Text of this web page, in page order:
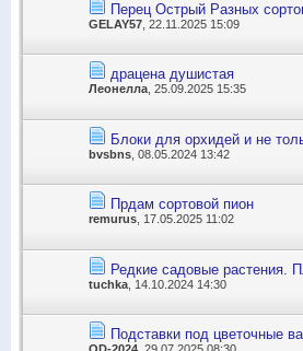
Перец Острый Разных
GELAY57 , 22.11.2025 15:09
драцена душистая
Леонелла, 25.09.2025 15:35
Блоки для орхидей и не
bvsbns , 08.05.2024 13:42
Прдам сортовой пион
remurus, 17.05.2025 11:02
Редкие садовые растения.
tuchka , 14.10.2024 14:30
Подставки под цветочные